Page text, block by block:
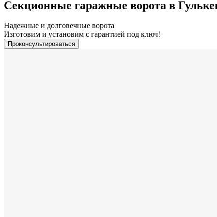
Секционные гаражные ворота в
Надежные и долговечные ворота
Изготовим и установим с гарантией под ключ!
Проконсультироваться